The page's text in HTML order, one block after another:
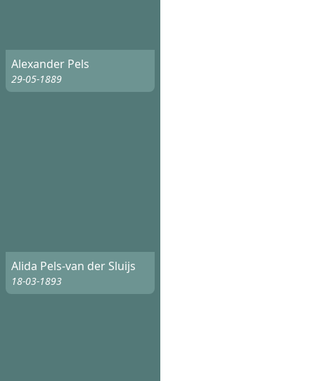
Alexander Pels
29-05-1889
Alida Pels-van der Sluijs
18-03-1893